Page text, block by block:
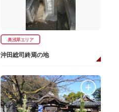
奥浅草エリア
沖田総司終焉の地